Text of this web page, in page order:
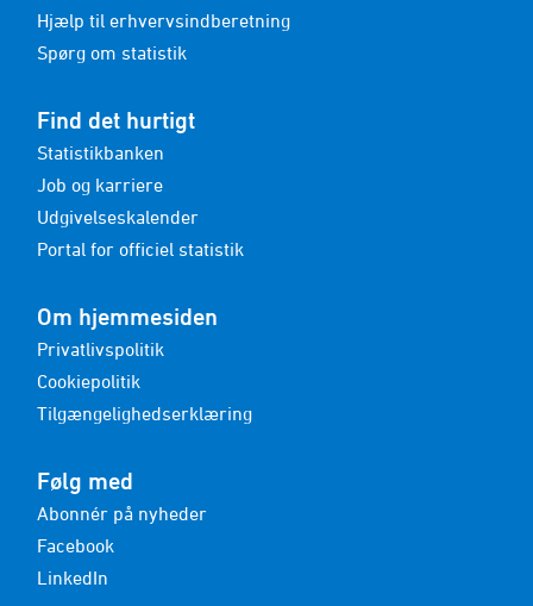
Hjælp til erhvervsindberetning
Spørg om statistik
Find det hurtigt
Statistikbanken
Job og karriere
Udgivelseskalender
Portal for officiel statistik
Om hjemmesiden
Privatlivspolitik
Cookiepolitik
Tilgængelighedserklæring
Følg med
Abonnér på nyheder
Facebook
LinkedIn